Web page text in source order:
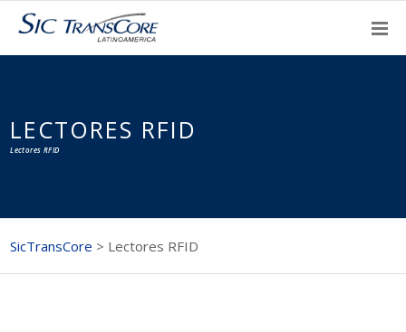
LECTORES RFID
Lectores RFID
SicTransCore > Lectores RFID